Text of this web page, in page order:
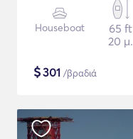
Houseboat
65 ft
20 μ.
$301 /βραδιά